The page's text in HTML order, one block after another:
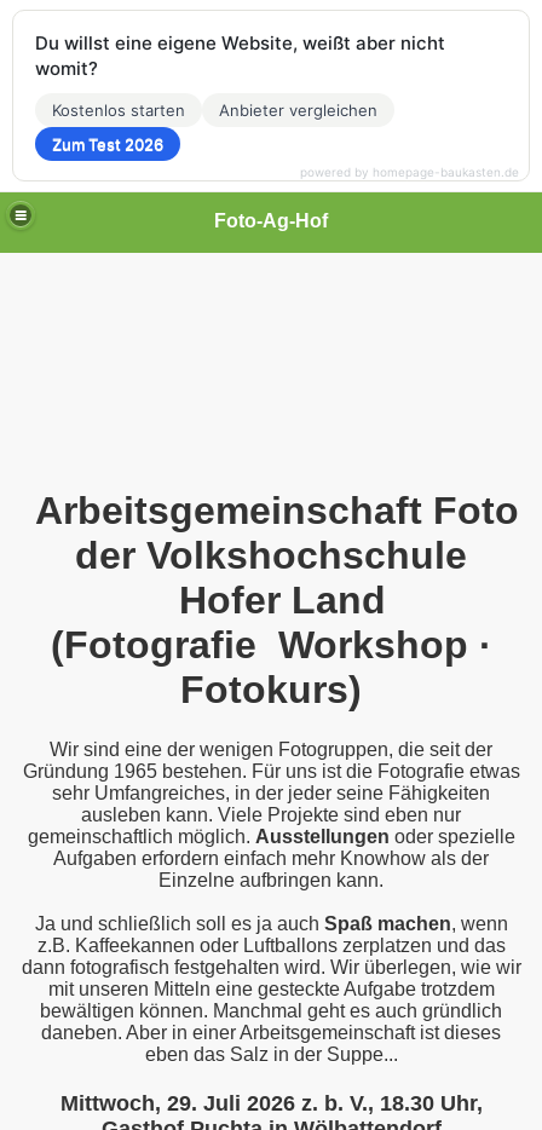
Foto-Ag-Hof
Arbeitsgemeinschaft Foto
der Volkshochschule
Hofer Land
(Fotografie Workshop ·
Fotokurs)
Wir sind eine der wenigen Fotogruppen, die seit der
Gründung 1965 bestehen. Für uns ist die Fotografie etwas
sehr Umfangreiches, in der jeder seine Fähigkeiten
ausleben kann. Viele Projekte sind eben nur
gemeinschaftlich möglich. Ausstellungen oder spezielle
Aufgaben erfordern einfach mehr Knowhow als der
Einzelne aufbringen kann.
Ja und schließlich soll es ja auch Spaß machen, wenn
z.B. Kaffeekannen oder Luftballons zerplatzen und das
dann fotografisch festgehalten wird. Wir überlegen, wie wir
mit unseren Mitteln eine gesteckte Aufgabe trotzdem
bewältigen können. Manchmal geht es auch gründlich
daneben. Aber in einer Arbeitsgemeinschaft ist dieses
eben das Salz in der Suppe...
Mittwoch, 29. Juli 2026 z. b. V., 18.30 Uhr,
Du willst eine eigene Website, weißt aber nicht
womit?
Kostenlos starten
Anbieter vergleichen
Zum Test 2026
powered by homepage-baukasten.de